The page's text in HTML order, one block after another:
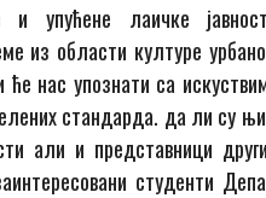
упућене лаичке
из области културе
нас упознати са
стандарда. да ли су
али и представници
студенти